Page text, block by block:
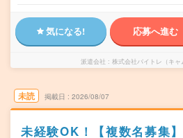
気になる! 応募へ進む
派遣会社 株式会社バイトレ（キャ
未読 掲載日 2026/08/07
未経験OK！【複数名募集